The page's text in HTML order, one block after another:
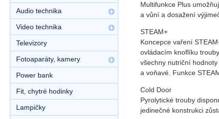
Multifunkce Plus
a vůní a dosažení
STEAM+
Koncepce vaření
ovládacím knoflíku
všechny nutriční
a voňavé. Funkce
Cold Door
Pyrolytické trouby
jedinečné konstrukci
Audio technika
Video technika
Televizory
Fotoaparáty, kamery
Power bank
Fit, chytré hodinky
Lampičky